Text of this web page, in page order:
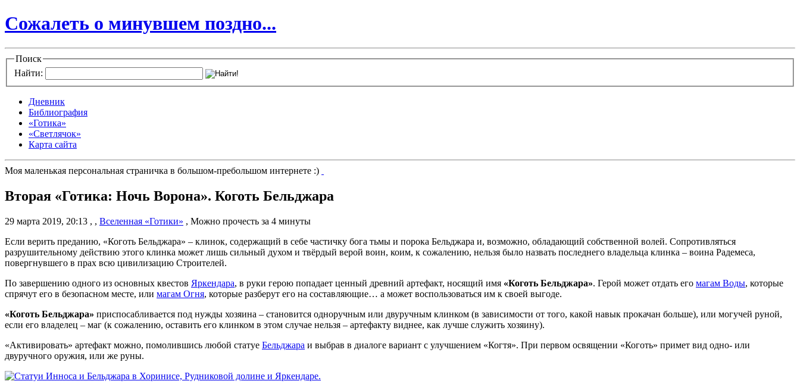
Сожалеть о минувшем поздно...
Поиск
Найти:
Дневник
Библиография
«Готика»
«Светлячок»
Карта сайта
Моя маленькая персональная страничка в большом-пребольшом интернете :)
Вторая «Готика: Ночь Ворона». Коготь Бельджара
29 марта 2019, 20:13 , , Вселенная «Готики» , Можно прочесть за 4 минуты
Если верить преданию, «Коготь Бельджара» – клинок, содержащий в себе частичку бога тьмы и порока Бельджара и, возможно, обладающий собственной волей. Сопротивляться
разрушительному действию этого клинка может лишь сильный духом и твёрдый верой воин, коим, к сожалению, нельзя было назвать последнего владельца клинка – воина Радемеса,
повергнувшего в прах всю цивилизацию Строителей.
По завершению одного из основных квестов Яркендара, в руки герою попадает ценный древний артефакт, носящий имя «Коготь Бельджара». Герой может отдать его магам Воды, которые
спрячут его в безопасном месте, или магам Огня, которые разберут его на составляющие… а может воспользоваться им к своей выгоде.
«Коготь Бельджара» приспосабливается под нужды хозяина – становится одноручным или двуручным клинком (в зависимости от того, какой навык прокачан больше), или могучей руной,
если его владелец – маг (к сожалению, оставить его клинком в этом случае нельзя – артефакту виднее, как лучше служить хозяину).
«Активировать» артефакт можно, помолившись любой статуе Бельджара и выбрав в диалоге вариант с улучшением «Когтя». При первом освящении «Коготь» примет вид одно- или
двуручного оружия, или же руны.